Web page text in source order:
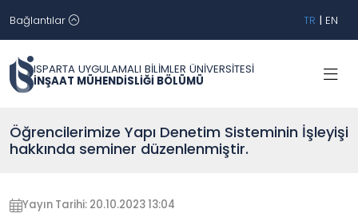
Bağlantılar TR | EN
ISPARTA UYGULAMALI BİLİMLER ÜNİVERSİTESİ
İNŞAAT MÜHENDİSLİĞİ BÖLÜMÜ
Öğrencilerimize Yapı Denetim Sisteminin İşleyişi
hakkında seminer düzenlenmiştir.
Yayın Tarihi: 20.10.2023 13:04